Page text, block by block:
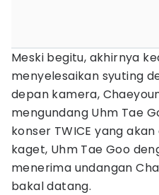
Meski begitu, akhirnya
menyelesaikan syuting
depan kamera,
mengundang Uhm Tae
konser TWICE yang
kaget, Uhm Tae Goo
menerima undangan
bakal datang.